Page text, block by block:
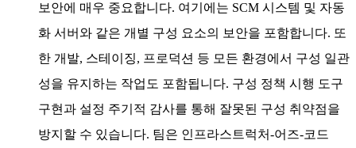
보안에 매우 중요합니다. 여기에는 SCM 시스템 및 자동
화 서버와 같은 개별 구성 요소의 보안을 포함합니다. 또
한 개발, 스테이징, 프로덕션 등 모든 환경에서 구성 일관
성을 유지하는 작업도 포함됩니다. 구성 정책 시행 도구
구현과 설정 주기적 감사를 통해 잘못된 구성 취약점을
방지할 수 있습니다. 팀은 인프라스트럭처-어즈-코드